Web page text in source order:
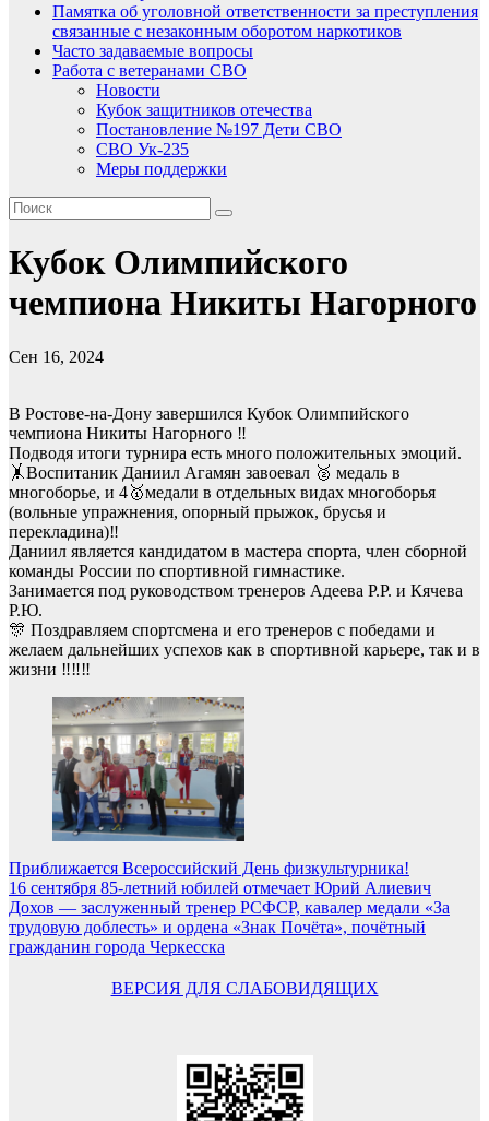
Памятка об уголовной ответственности за преступления
связанные с незаконным оборотом наркотиков
Часто задаваемые вопросы
Работа с ветеранами СВО
Новости
Кубок защитников отечества
Постановление №197 Дети СВО
СВО Ук-235
Меры поддержки
Кубок Олимпийского
чемпиона Никиты Нагорного
Сен 16, 2024
В Ростове-на-Дону завершился Кубок Олимпийского
чемпиона Никиты Нагорного ‼️
Подводя итоги турнира есть много положительных эмоций.
🤸Воспитаник Даниил Агамян завоевал 🥈 медаль в
многоборье, и 4🥇медали в отдельных видах многоборья
(вольные упражнения, опорный прыжок, брусья и
перекладина)‼️
Даниил является кандидатом в мастера спорта, член сборной
команды России по спортивной гимнастике.
Занимается под руководством тренеров Адеева Р.Р. и Кячева
Р.Ю.
🎊 Поздравляем спортсмена и его тренеров с победами и
желаем дальнейших успехов как в спортивной карьере, так и в
жизни ‼️‼️‼️
Навигация
по
записям
Приближается Всероссийский День физкультурника!
16 сентября 85-летний юбилей отмечает Юрий Алиевич
Дохов — заслуженный тренер РСФСР, кавалер медали «За
трудовую доблесть» и ордена «Знак Почёта», почётный
гражданин города Черкесска
ВЕРСИЯ ДЛЯ СЛАБОВИДЯЩИХ